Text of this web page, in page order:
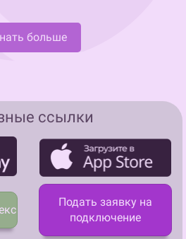
больше
ссылки
Подать заявку на
подключение